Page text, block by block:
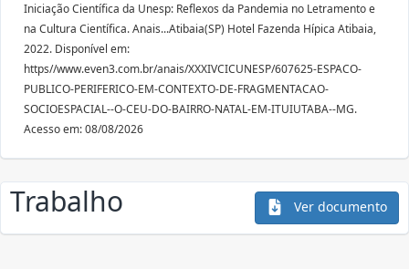
Iniciação Científica da Unesp: Reflexos da Pandemia no Letramento e
na Cultura Científica. Anais...Atibaia(SP) Hotel Fazenda Hípica Atibaia,
2022. Disponível em:
https//www.even3.com.br/anais/XXXIVCICUNESP/607625-ESPACO-
PUBLICO-PERIFERICO-EM-CONTEXTO-DE-FRAGMENTACAO-
SOCIOESPACIAL--O-CEU-DO-BAIRRO-NATAL-EM-ITUIUTABA--MG.
Acesso em: 08/08/2026
Trabalho Ver documento